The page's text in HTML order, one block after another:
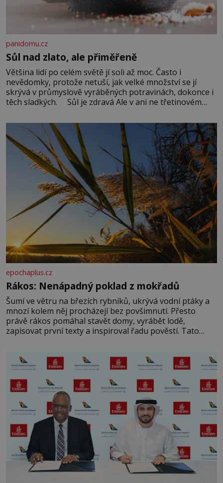
panidomu.cz
Sůl nad zlato, ale přiměřeně
Většina lidí po celém světě jí soli až moc. Často i
nevědomky, protože netuší, jak velké množství se jí
skrývá v průmyslově vyráběných potravinách, dokonce i
těch sladkých. Sůl je zdravá Ale v ani ne třetinovém
základní složky– sodík a chlór – jsou zásadní pro
správné hospodaření
epochaplus.cz
Rákos: Nenápadný poklad z mokřadů
Šumí ve větru na březích rybníků, ukrývá vodní ptáky a
mnozí kolem něj procházejí bez povšimnutí. Přesto
právě rákos pomáhal stavět domy, vyrábět lodě,
zapisovat první texty a inspiroval řadu pověstí. Tato
letního koupání. Stačí se však podívat